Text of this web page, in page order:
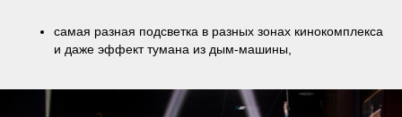
самая разная подсветка в разных зонах кинокомплекса
и даже эффект тумана из дым-машины,